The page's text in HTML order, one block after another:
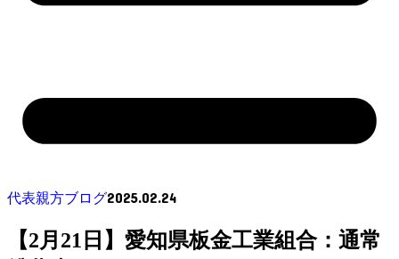
代表親方ブログ2025.02.24
【2月21日】愛知県板金工業組合：通常